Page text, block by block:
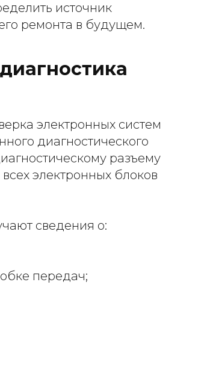
источник
ремонта в будущем.
электронных систем
диагностического
разъему
электронных блоков
сведения о:
передач;